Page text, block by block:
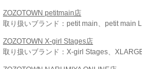
ZOZOTOWN petitmain店
取り扱いブランド：petit main、petit main
ZOZOTOWN X-girl Stages店
取り扱いブランド：X-girl Stages、